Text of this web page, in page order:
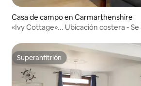
Casa de campo en Carmarthenshire
«Ivy Cottage»... Ubicación costera -
Superanfitrión
Superanfitrión